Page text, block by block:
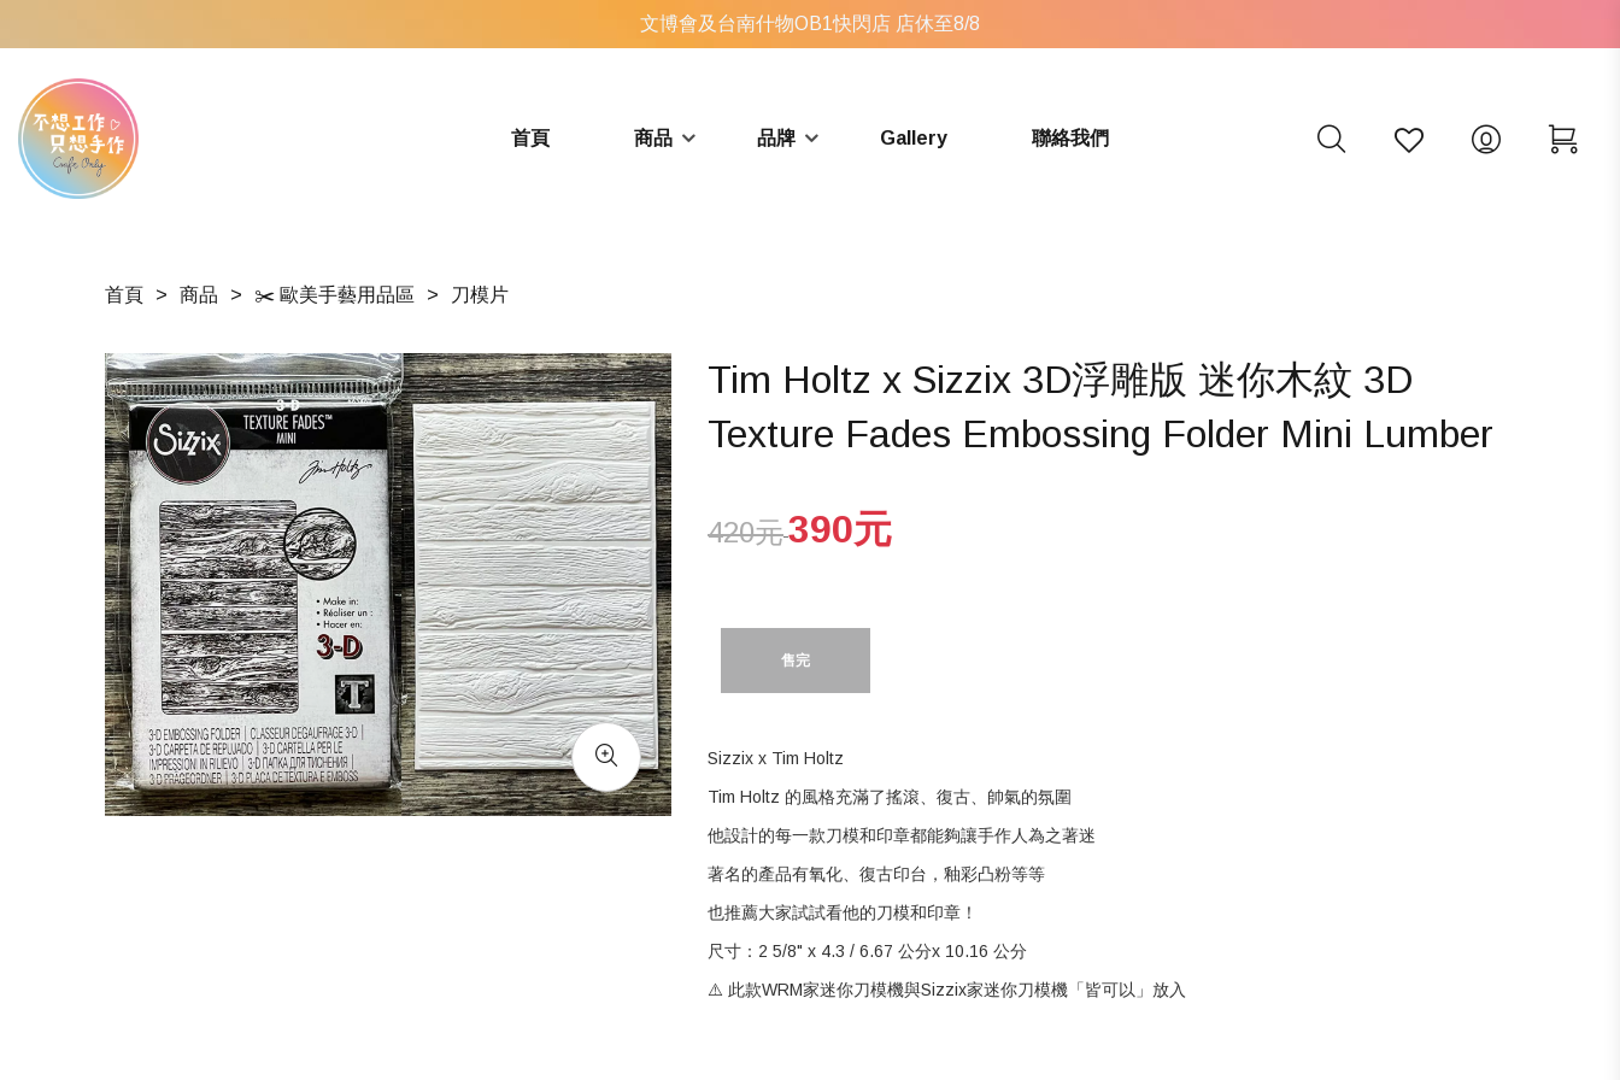
文博會及台南什物OB1快閃店 店休至8/8
首頁 商品 品牌 Gallery 聯絡我們
首頁 商品 ✂️ 歐美手藝用品區 刀模片
Tim Holtz x Sizzix 3D浮雕版 迷你木紋 3D
Texture Fades Embossing Folder Mini Lumber
420元390元
售完
Sizzix x Tim Holtz
Tim Holtz 的風格充滿了搖滾、復古、帥氣的氛圍
他設計的每一款刀模和印章都能夠讓手作人為之著迷
著名的產品有氧化、復古印台，釉彩凸粉等等
也推薦大家試試看他的刀模和印章！
尺寸：2 5/8" x 4.3 / 6.67 公分x 10.16 公分
⚠️ 此款WRM家迷你刀模機與Sizzix家迷你刀模機「皆可以」放入